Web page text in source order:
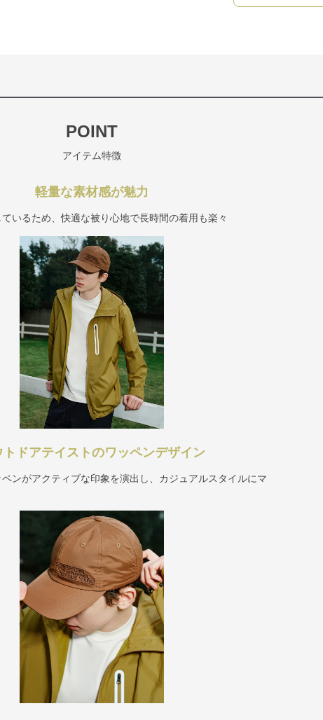
POINT
アイテム特徴
軽量な素材感が魅力
いるため、快適な被り心地で長時間の着用も楽々
トドアテイストのワッペンデザイン
ンがアクティブな印象を演出し、カジュアルスタイルにマ